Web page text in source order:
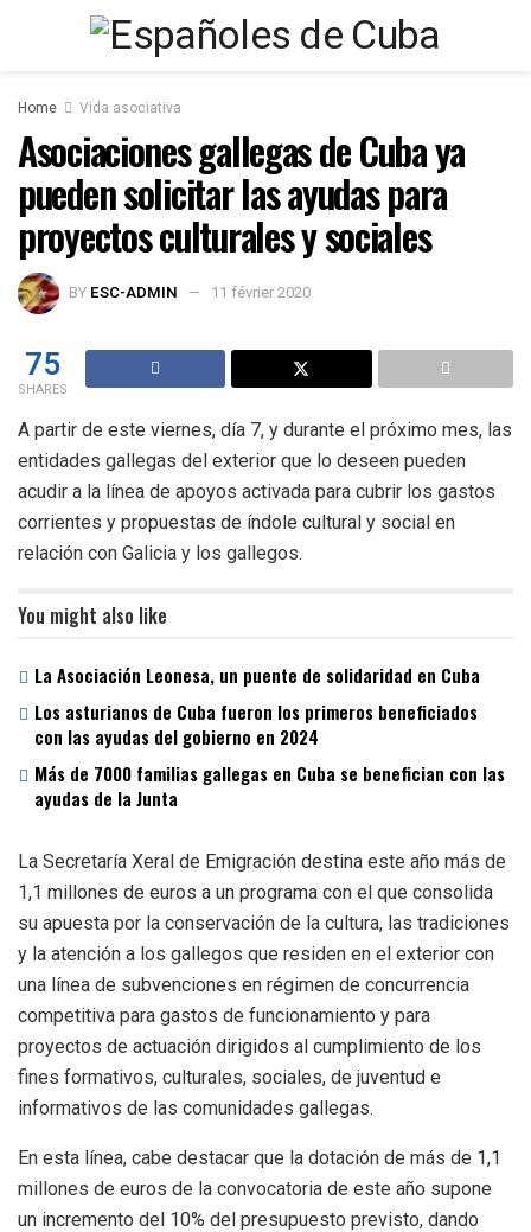
Home Vida asociativa
Asociaciones gallegas de Cuba ya
pueden solicitar las ayudas para
proyectos culturales y sociales
BY ESC-ADMIN 11 février 2020
75
SHARES
A partir de este viernes, día 7, y durante el próximo mes, las
entidades gallegas del exterior que lo deseen pueden
acudir a la línea de apoyos activada para cubrir los gastos
corrientes y propuestas de índole cultural y social en
relación con Galicia y los gallegos.
You might also like
La Asociación Leonesa, un puente de solidaridad en Cuba
Los asturianos de Cuba fueron los primeros beneficiados
con las ayudas del gobierno en 2024
Más de 7000 familias gallegas en Cuba se benefician con las
ayudas de la Junta
La Secretaría Xeral de Emigración destina este año más de
1,1 millones de euros a un programa con el que consolida
su apuesta por la conservación de la cultura, las tradiciones
y la atención a los gallegos que residen en el exterior con
una línea de subvenciones en régimen de concurrencia
competitiva para gastos de funcionamiento y para
proyectos de actuación dirigidos al cumplimiento de los
fines formativos, culturales, sociales, de juventud e
informativos de las comunidades gallegas.
En esta línea, cabe destacar que la dotación de más de 1,1
millones de euros de la convocatoria de este año supone
un incremento del 10% del presupuesto previsto, dando